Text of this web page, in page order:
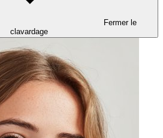
Fermer le
clavardage